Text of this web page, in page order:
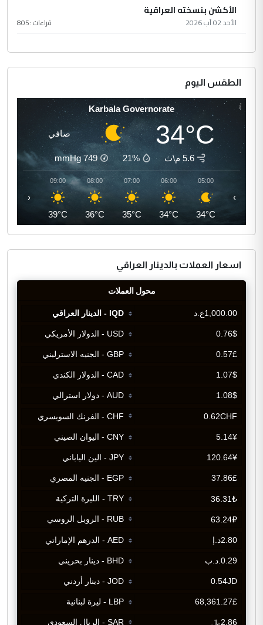
الأكشن بنسخته العراقية
الأحد 02 آب 2026 قراءات :805
الطقس اليوم
Karbala Governorate
34°C صافي
5.6 م\ث 21%
749
mmHg
05:00
34°C
06:00
34°C
07:00
35°C
08:00
36°C
09:00
39°C
‹ ›
اسعار العملات بالدينار العراقي